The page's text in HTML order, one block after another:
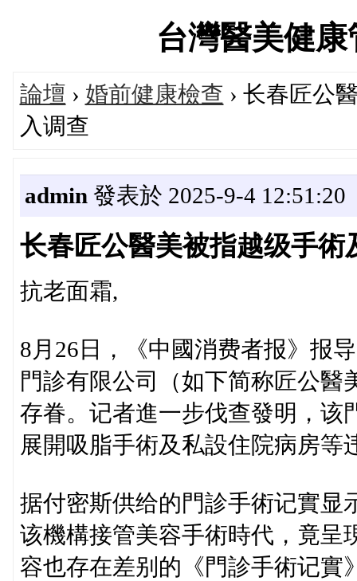
台灣醫美健
論壇 › 婚前健康檢查 › 长春匠公
入调查
admin 發表於 2025-9-4 12:51:20
长春匠公醫美被指越级手
抗老面霜,
8月26日，《中國消费者报》报
門診有限公司（如下简称匠公
存眷。记者進一步伐查發明，该
展開吸脂手術及私設住院病房等
据付密斯供给的門診手術记實显
该機構接管美容手術時代，竟呈
容也存在差别的《門診手術记實